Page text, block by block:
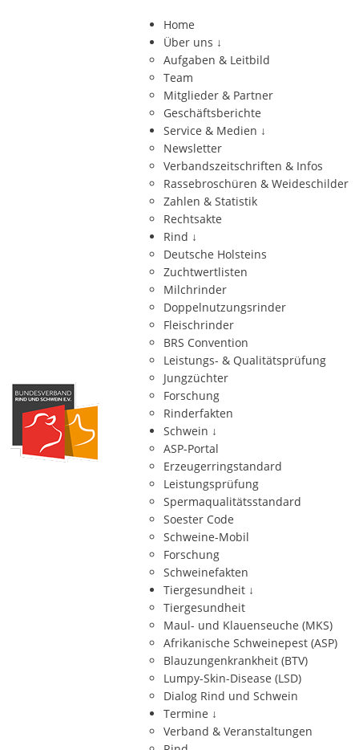
Home
Über uns ↓
Aufgaben & Leitbild
Team
Mitglieder & Partner
Geschäftsberichte
Service & Medien ↓
Newsletter
Verbandszeitschriften & Infos
Rassebroschüren & Weideschilder
Zahlen & Statistik
Rechtsakte
Rind ↓
Deutsche Holsteins
Zuchtwertlisten
Milchrinder
Doppelnutzungsrinder
Fleischrinder
BRS Convention
Leistungs- & Qualitätsprüfung
Jungzüchter
Forschung
Rinderfakten
Schwein ↓
ASP-Portal
Erzeugerringstandard
Leistungsprüfung
Spermaqualitätsstandard
Soester Code
Schweine-Mobil
Forschung
Schweinefakten
Tiergesundheit ↓
Tiergesundheit
Maul- und Klauenseuche (MKS)
Afrikanische Schweinepest (ASP)
Blauzungenkrankheit (BTV)
Lumpy-Skin-Disease (LSD)
Dialog Rind und Schwein
Termine ↓
Verband & Veranstaltungen